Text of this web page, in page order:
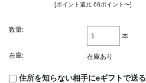
[ポイント還元 66ポイント〜]
数量:
本
在庫: 在庫あり
住所を知らない相手にeギフトで送る